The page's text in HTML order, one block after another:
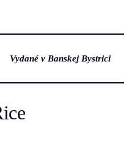
Vydané v Banskej Bystrici